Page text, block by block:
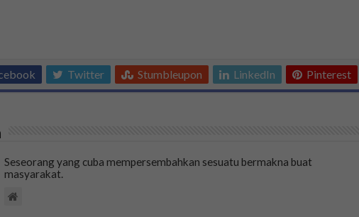
Twitter Stumbleupon LinkedIn Pinterest
Seseorang yang cuba mempersembahkan sesuatu bermakna buat
masyarakat.